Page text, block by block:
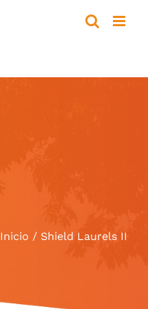
Inicio Shield Laurels II